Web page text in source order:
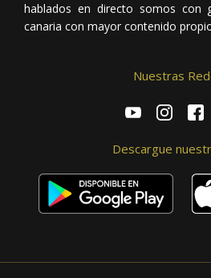
hablados en directo somos con
canaria con mayor contenido
Nuestras
Descargue